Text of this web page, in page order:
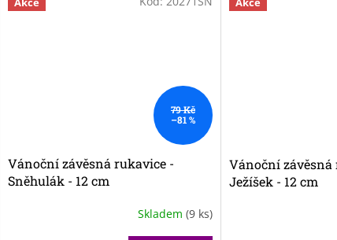
79 Kč
–81 %
Vánoční závěsná rukavice -
Sněhulák - 12 cm
Skladem (9 ks)
Vánoční závěsná
Ježíšek - 12 cm